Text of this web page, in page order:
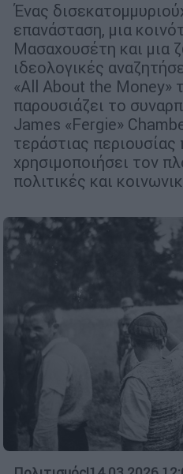
Ένας
επανάσταση, μια
Μασαχουσέτη και μια
ιδεολογικές
«All About the Money»
παρουσιάζει το
James «Fergie»
τεράστιας περιουσίας
χρησιμοποιήσει τον
πολιτικές και